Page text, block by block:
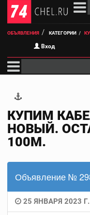
ОБЪЯВЛЕНИЯ КАТЕГОРИИ
Вход
КУПИМ
НОВЫЙ.
100М.
Объявление №
25 ЯНВАРЯ 2023